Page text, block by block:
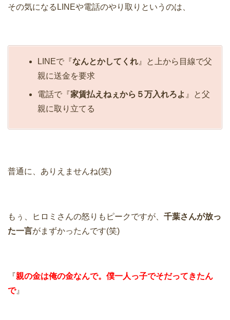
その気になるLINEや電話のやり取りというのは、
LINEで『なんとかしてくれ 』と上から目線で父
親に送金を要求
電話で『家賃払えねぇから５万入れろよ 』と父
親に取り立てる
普通に、ありえませんね(笑)
もぅ、ヒロミさんの怒りもピークですが、 千葉さんが放っ
た一言がまずかったんです(笑)
『親の金は俺の金なんで。僕一人っ子でそだってきたん
で』